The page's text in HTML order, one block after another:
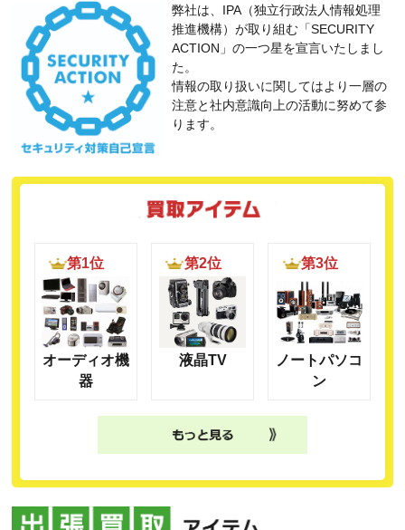
弊社は、IPA（独立行政法人情報処理
推進機構）が取り組む「SECURITY
ACTION」の一つ星を宣言いたしまし
た。
情報の取り扱いに関してはより一層の
注意と社内意識向上の活動に努めて参
ります。
第1位
オーディオ機
器
第2位
液晶TV
第3位
ノートパソコ
ン